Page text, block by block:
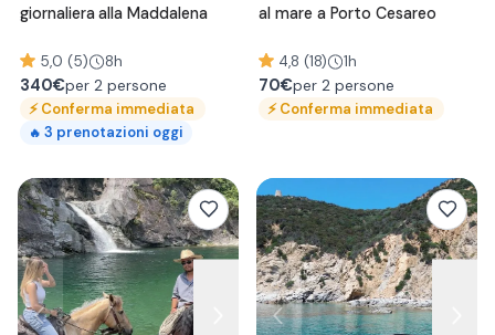
giornaliera alla Maddalena
5,0 (5) 8h
340€per 2 persone
⚡Conferma immediata
🔥 3 prenotazioni oggi
al mare a Porto Cesareo
4,8 (18) 1h
70€per 2 persone
⚡Conferma immediata